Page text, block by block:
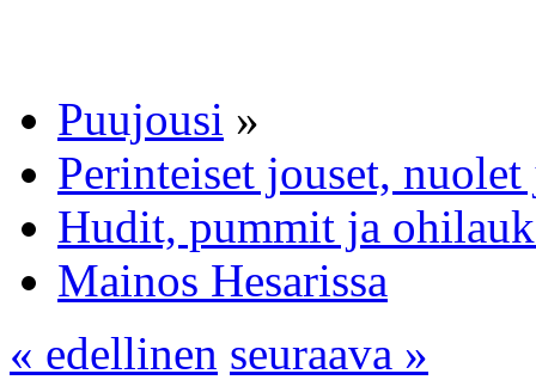
Puujousi »
Perinteiset jouset,
Hudit, pummit ja
Mainos Hesarissa
« edellinen seuraava »